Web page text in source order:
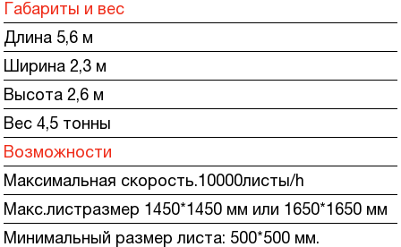
Габариты и вес
Длина 5,6 м
Ширина 2,3 м
Высота 2,6 м
Вес 4,5 тонны
Возможности
Максимальная скорость.10000листы/h
Макс.листразмер 1450*1450 мм или 1650*1650 мм
Минимальный размер листа: 500*500 мм.